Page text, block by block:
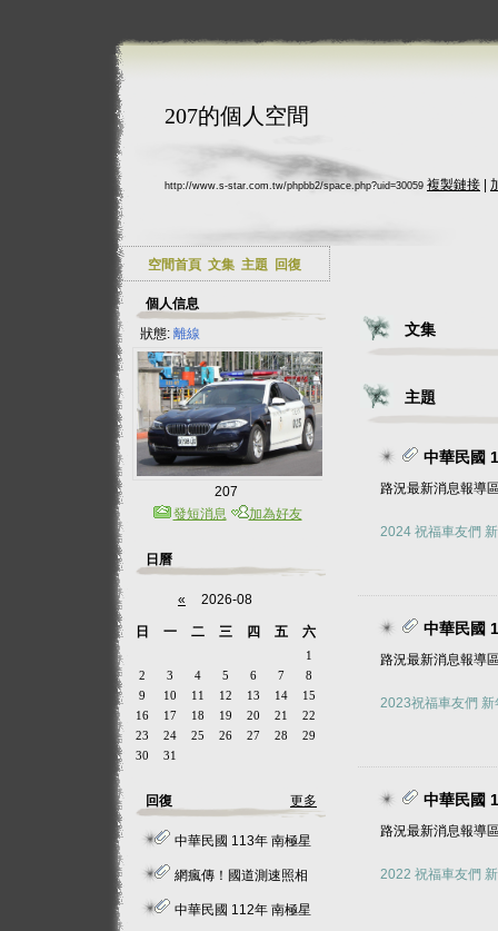
207的個人空間
http://www.s-star.com.tw/phpbb2/space.php?uid=30059 複製鏈接
空間首頁 文集 主題 回復
個人信息
狀態: 離線
207
發短消息
加為好友
日曆
« 2026-08
日 一 二 三 四 五 六
1
2
3 4 5 6 7
8
9
10 11 12 13 14
15
16
17 18 19 20 21
22
23
24 25 26 27 28
29
30
31
回復 更多
中華民國 113年 南極星 全台路況速報特區 ！
網瘋傳！國道測速照相「偽裝」變電箱 民怨：搶錢啊
中華民國 112年 南極星 全台路況速報特區 ！
文集
主題
中華民國
路況最新消息報導
2024 祝福車友們
中華民國
路況最新消息報導
2023祝福車友們 新
中華民國
路況最新消息報導
2022 祝福車友們